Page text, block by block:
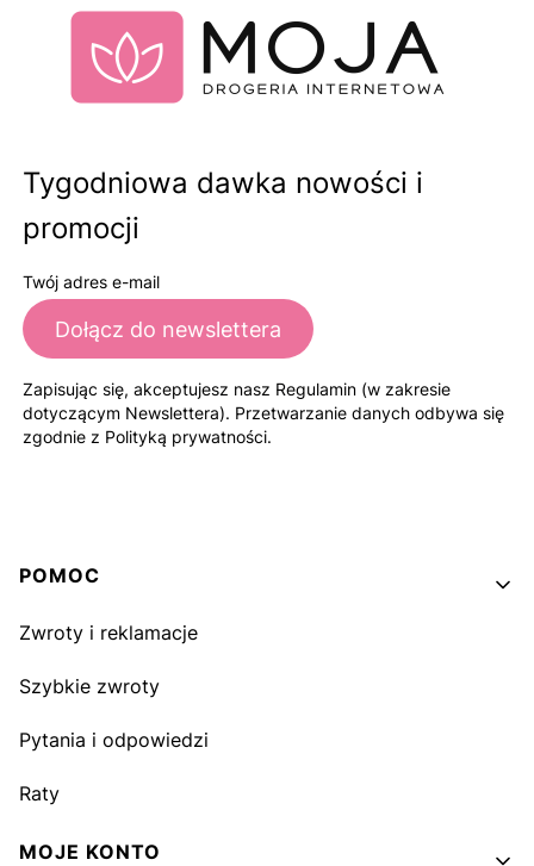
Tygodniowa dawka nowości i
promocji
Twój adres e-mail
Dołącz do newslettera
Zapisując się, akceptujesz nasz Regulamin (w zakresie
dotyczącym Newslettera). Przetwarzanie danych odbywa się
zgodnie z Polityką prywatności.
Linki w stopce
POMOC
Zwroty i reklamacje
Szybkie zwroty
Pytania i odpowiedzi
Raty
MOJE KONTO